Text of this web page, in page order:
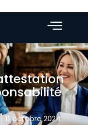
11 octobre 2024